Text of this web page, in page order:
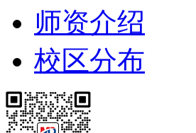
师资介绍
校区分布